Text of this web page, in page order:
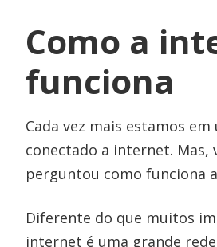
Como a
funciona
Cada vez mais estamos
conectado a internet. Mas,
perguntou como funciona
Diferente do que muitos
internet é uma grande